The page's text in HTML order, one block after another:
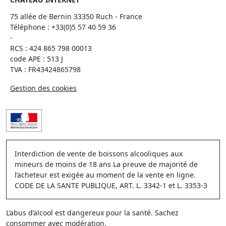
75 allée de Bernin 33350 Ruch - France
Téléphone : +33(0)5 57 40 59 36
-
RCS : 424 865 798 00013
code APE : 513 J
TVA : FR43424865798
Gestion des cookies
Interdiction de vente de boissons alcooliques aux
mineurs de moins de 18 ans La preuve de majorité de
l’acheteur est exigée au moment de la vente en ligne.
CODE DE LA SANTE PUBLIQUE, ART. L. 3342-1 et L. 3353-3
L’abus d’alcool est dangereux pour la santé. Sachez
consommer avec modération.